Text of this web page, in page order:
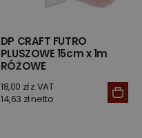
DP CRAFT FUTRO
PLUSZOWE 15cm x 1m
RÓŻOWE
18,00 zł z VAT
14,63 zł netto